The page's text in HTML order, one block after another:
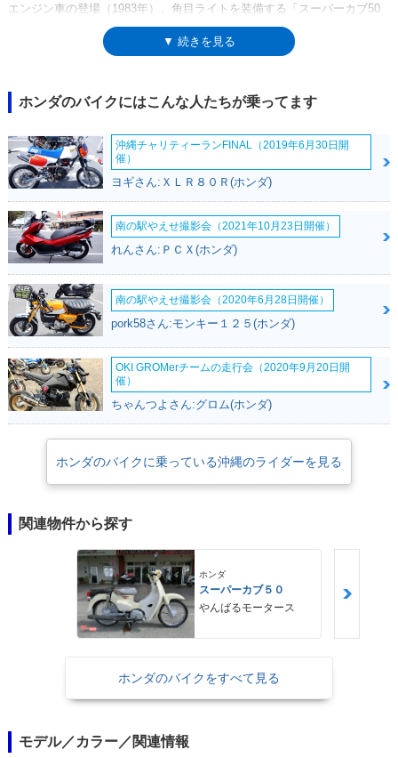
エンジン車の登場（1983年）、角目ライトを装備する「スーパーカブ50
カスタム」の設定、メーカービルドのストリートカスタム仕様の発売
（2002年）や、C100登場からの30周年、50周年を記念したモデルなど、
ル。2017年11月には再びモデルチェンジされ、スタンダードなカブらし
い丸目ヘッドライトが復活し（同時にLED化）、国内生産（熊本製作所）
に回帰した。2018年11月には、スーパーカブ60周年を記念したアニバー
サリーモデルが受注期間限定で販売された（スーパーカブ110/50とも
に）。環境規制が強化されていく中で、スーパーカブ50の生産は終了する
ことになり、2024年12月に「ファイナルエディション」が発売された。
※原付1種としての後継モデルは、新基準原付のスーパーカブ110 Lite（ラ
イト）となった。
▼ 続きを見る
ホンダのバイクにはこんな人たちが乗ってます
沖縄チャリティーランFINAL（2019年6月30日開
催）
ヨギさん:ＸＬＲ８０Ｒ(ホンダ)
南の駅やえせ撮影会（2021年10月23日開催）
れんさん:ＰＣＸ(ホンダ)
南の駅やえせ撮影会（2020年6月28日開催）
pork58さん:モンキー１２５(ホンダ)
OKI GROMerチームの走行会（2020年9月20日開
催）
ちゃんつよさん:グロム(ホンダ)
ホンダのバイクに乗っている沖縄のライダーを見る
関連物件から探す
ホンダ
スーパーカブ５０
やんばるモータース
ホンダのバイクをすべて見る
モデル／カラー／関連情報